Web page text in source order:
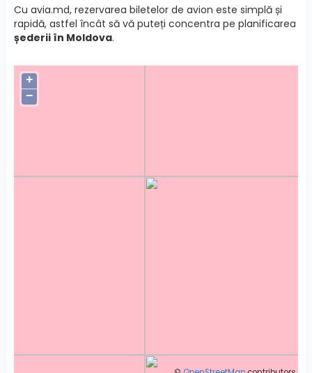
Cu avia.md, rezervarea biletelor de avion este simplă și
rapidă, astfel încât să vă puteți concentra pe planificarea
șederii în Moldova.
+
−